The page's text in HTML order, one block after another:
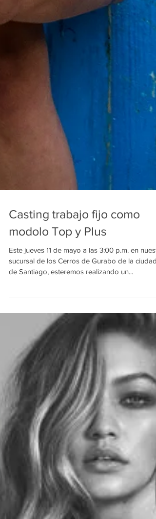
Casting trabajo fijo como
modolo Top y Plus
Este jueves 11 de mayo a las 3:00 p.m. en nuestra
sucursal de los Cerros de Gurabo de la ciudad